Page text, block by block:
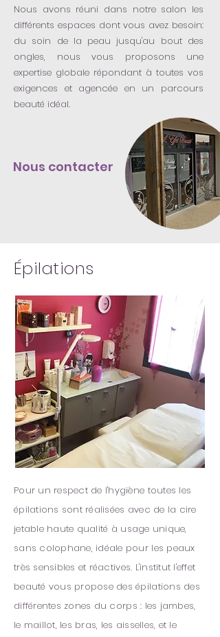
Nous avons réuni dans notre salon les
différents espaces dont vous avez besoin:
du soin de la peau jusqu'au bout des
ongles, nous vous proposons une
expertise globale répondant à toutes vos
exigences et agencée en un parcours
beauté idéal.
Nous contacter
Épilations
Pour un respect de l'hygiène toutes les
épilations sont réalisées avec de la cire
jetable haute qualité à usage unique,
sans colophane, idéale pour les peaux
très sensibles et réactives. L'institut l'effet
beauté vous propose des épilations des
différentes zones du corps : les jambes,
le maillot, les bras, les aisselles, et le